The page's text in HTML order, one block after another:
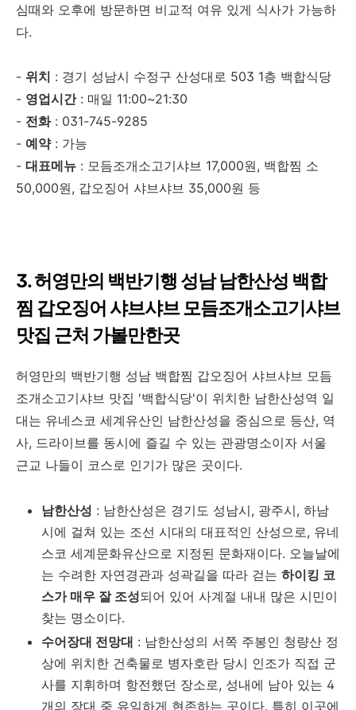
심때와 오후에 방문하면 비교적 여유 있게 식사가 가능하
다.
- 위치 : 경기 성남시 수정구 산성대로 503 1층 백합식당
- 영업시간: 매일 11:00~21:30
- 전화: 031-745-9285
- 예약: 가능
- 대표메뉴 : 모듬조개소고기샤브 17,000원, 백합찜 소
50,000원, 갑오징어 샤브샤브 35,000원 등
3. 허영만의 백반기행 성남 남한산성 백합
찜 갑오징어 샤브샤브 모듬조개소고기샤브
맛집 근처 가볼만한곳
허영만의 백반기행 성남 백합찜 갑오징어 샤브샤브 모듬
조개소고기샤브 맛집 '백합식당'이 위치한 남한산성역 일
대는 유네스코 세계유산인 남한산성을 중심으로 등산, 역
사, 드라이브를 동시에 즐길 수 있는 관광명소이자 서울
근교 나들이 코스로 인기가 많은 곳이다.
남한산성 : 남한산성은 경기도 성남시, 광주시, 하남
시에 걸쳐 있는 조선 시대의 대표적인 산성으로, 유네
스코 세계문화유산으로 지정된 문화재이다. 오늘날에
는 수려한 자연경관과 성곽길을 따라 걷는 하이킹 코
스가 매우 잘 조성되어 있어 사계절 내내 많은 시민이
찾는 명소이다.
수어장대 전망대 : 남한산성의 서쪽 주봉인 청량산 정
상에 위치한 건축물로 병자호란 당시 인조가 직접 군
사를 지휘하며 항전했던 장소로, 성내에 남아 있는 4
개의 장대 중 유일하게 현존하는 곳이다. 특히 이곳에